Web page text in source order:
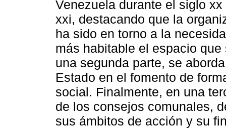
Venezuela durante el siglo
xxi, destacando que la
ha sido en torno a la
más habitable el espacio que
una segunda parte, se
Estado en el fomento de
social. Finalmente, en una
de los consejos comunales,
sus ámbitos de acción y su